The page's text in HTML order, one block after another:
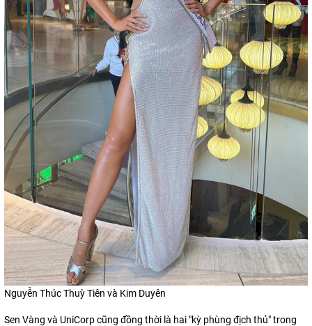
Nguyễn Thúc Thuỳ Tiên và Kim Duyên
Sen Vàng và UniCorp cũng đồng thời là hai "kỳ phùng địch thủ" trong